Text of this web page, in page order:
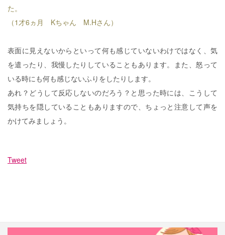
た。
（1才6ヵ月 Kちゃん M.Hさん）
表面に見えないからといって何も感じていないわけではなく、気
を遣ったり、我慢したりしていることもあります。また、怒って
いる時にも何も感じないふりをしたりします。
あれ？どうして反応しないのだろう？と思った時には、こうして
気持ちを隠していることもありますので、ちょっと注意して声を
かけてみましょう。
Tweet